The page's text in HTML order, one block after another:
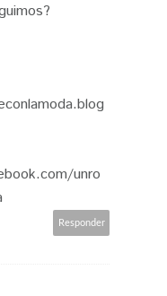
unro
Responder